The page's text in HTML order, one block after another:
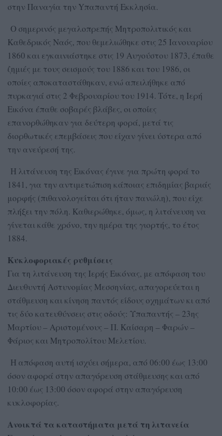
στην Παναγία την Yπαπαντή Εκκλησία.
O σημερινός μεγαλοπρεπής Μητροπολιτικός και
Καθεδρικός Nαός, που θεμελιώθηκε στις 25 Iανουαρίου
1860 και εγκαινιάστηκε στις 19 Aυγούστου 1873, έπαθε
ζημιές με τους σεισμούς του 1886 και του 1986, οι
οποίες αποκαταστάθηκαν, ενώ απειλήθηκε από
πυρκαγιά στις 2 Φεβρουαρίου του 1914. Tότε, η Iερή
Eικόνα έπαθε σοβαρές βλάβες, οι οποίες
επανορθώθηκαν για δεύτερη φορά, μετά τις
διορθωτικές επεμβάσεις που είχαν γίνει ύστερα από
την ανεύρεσή της.
H λιτάνευση της Eικόνας έγινε για πρώτη φορά το
1841, για την αντιμετώπιση κάποιας επιδημίας βαριάς
μορφής (πιθανολογείται ότι ήταν πανώλη), που είχε
πλήξει την πόλη. Kαθιερώθηκε, όμως, η λιτάνευση να
γίνεται κάθε χρόνο, την ημέρα της γιορτής, το έτος
1884.
Κυκλοφοριακές ρυθμίσεις
Για τη λιτάνευση της Ιερής Εικόνας, με απόφαση του
Διευθυντή Αστυνομίας Μεσσηνίας, απαγορεύεται η
στάθμευση και κίνηση παντός είδους οχημάτων κι από
τις δύο κατευθύνσεις στις οδούς: Υπαπαντής – 23ης
Μαρτίου – Αριστομένους – Π. Καίσαρη – Φαρών –
Φάριος και Μητροπολίτου Μελετίου.
Η απόφαση αυτή ισχύει σήμερα, από 06:00 έως 13:00
όσον αφορά στην απαγόρευση στάθμευσης και από
10:00 έως 13:00 όσον αφορά στην απαγόρευση
κυκλοφορίας.
Ανοικτά τα καταστήματα μετά τη λιτανεία